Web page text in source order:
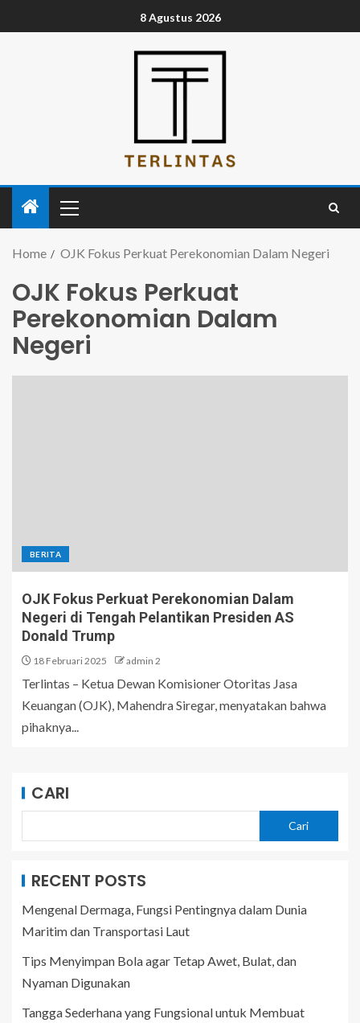
8 Agustus 2026
Home OJK Fokus Perkuat Perekonomian Dalam Negeri
OJK Fokus Perkuat
Perekonomian Dalam
Negeri
BERITA
OJK Fokus Perkuat Perekonomian Dalam
Negeri di Tengah Pelantikan Presiden AS
Donald Trump
18 Februari 2025 admin 2
Terlintas – Ketua Dewan Komisioner Otoritas Jasa
Keuangan (OJK), Mahendra Siregar, menyatakan bahwa
pihaknya...
CARI
Cari
RECENT POSTS
Mengenal Dermaga, Fungsi Pentingnya dalam Dunia
Maritim dan Transportasi Laut
Tips Menyimpan Bola agar Tetap Awet, Bulat, dan
Nyaman Digunakan
Tangga Sederhana yang Fungsional untuk Membuat